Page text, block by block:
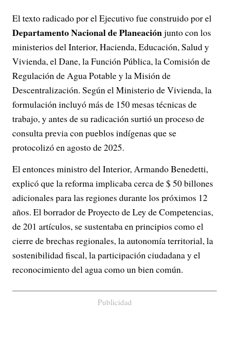
El texto radicado por el Ejecutivo fue construido por el
Departamento Nacional de Planeaciónjunto con los
ministerios del Interior, Hacienda, Educación, Salud y
Vivienda, el Dane, la Función Pública, la Comisión de
Regulación de Agua Potable y la Misión de
Descentralización. Según el Ministerio de Vivienda, la
formulación incluyó más de 150 mesas técnicas de
trabajo, y antes de su radicación surtió un proceso de
consulta previa con pueblos indígenas que se
protocolizó en agosto de 2025.
El entonces ministro del Interior, Armando Benedetti,
explicó que la reforma implicaba cerca de $ 50 billones
adicionales para las regiones durante los próximos 12
años. El borrador de Proyecto de Ley de Competencias,
de 201 artículos, se sustentaba en principios como el
cierre de brechas regionales, la autonomía territorial, la
sostenibilidad fiscal, la participación ciudadana y el
reconocimiento del agua como un bien común.
Publicidad